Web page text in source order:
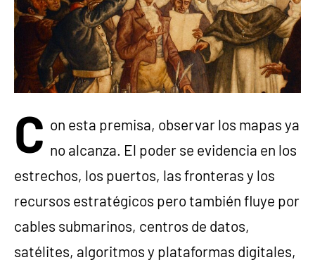
C on esta premisa, observar los mapas ya
no alcanza. El poder se evidencia en los
estrechos, los puertos, las fronteras y los
recursos estratégicos pero también fluye por
cables submarinos, centros de datos,
satélites, algoritmos y plataformas digitales,